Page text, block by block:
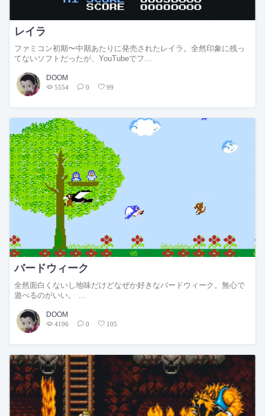
レイラ
ファミコン初期〜中期あたりに発売されたレイラ。全然印象に残っ
てないソフトだったが、YouTubeでフ…
DOOM
5554 0 99
バードウィーク
全然面白くないし地味だけどなぜか好きなバードウィーク。無心で
遊べるのがいい。 …
DOOM
4196 0 105